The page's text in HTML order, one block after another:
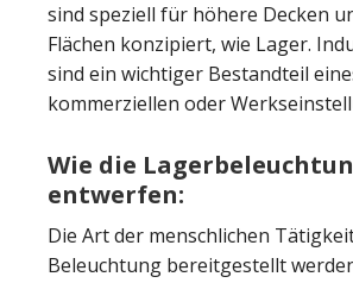
sind speziell für höhere Decken
Flächen konzipiert, wie Lager.
sind ein wichtiger Bestandteil
kommerziellen oder
Wie die
entwerfen:
Die Art der menschlichen
Beleuchtung bereitgestellt